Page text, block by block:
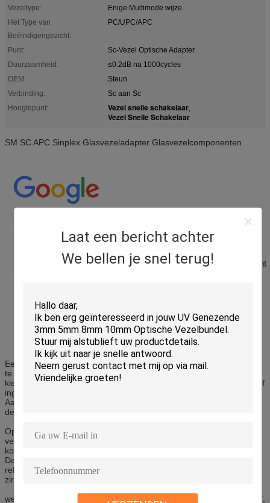
Laat een bericht achter
We bellen je snel terug!
Vezeltype:
Enige Multimode wijze
Het Type van
Beëindigengezicht:
PC/UPC/APC
Punt:
Sc-Vezel Optische Adapter
Duurzaamheid:
≤0.2dB na 1000cycles
OEM:
Steun
Verbinding:
Sc aan Sc
Hoogtepunt:
Vezel snelle schakelaar,
Vezel Snelle Schakelaar
SM SC APC Sinplex Glasvezeladapter Glasvezelcomponenten
Een keramische huls wordt geleverd om een ​​hoge precisie-uitlijning
te garanderen. De behuizing is verkrijgbaar in verschillende
kleuren met opties voor flens of flensloze behuizing, metalen clips of
ingebouwde clips.
Aan elk uiteinde van de adapter is een beschermkap voorzien van
dezelfde kleur als de adapter.
Optische adapter is ontwikkeld om twee identieke of twee
verschillende (hybride) connectorpluggen te koppelen en te
koppelen.
De behuizing van de adapters van de laatste generatie heeft een
referentiesleutel voor de juiste positiekoppeling en
zirconia of fosfor bronzen split mouw voor hoge uitlijning.
we kunnen standaard typen adapters leveren, zoals FC, SC, LC, ST,